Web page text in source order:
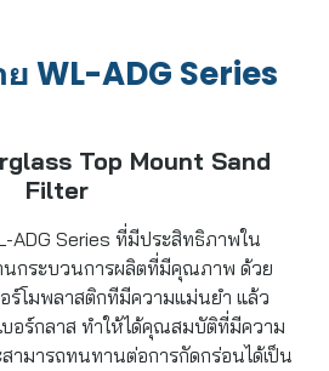
WL-ADG Series
Top Mount Sand
Filter
ADG Series ที่มีประสิทธิภาพใน
นกระบวนการผลิตที่มีคุณภาพ ด้วย
ร์โมพลาสติกทีมีความแม่นยำ แล้ว
บอร์กลาส ทำให้ได้คุณสมบัติที่มีความ
ามารถทนทานต่อการกัดกร่อนได้เป็น